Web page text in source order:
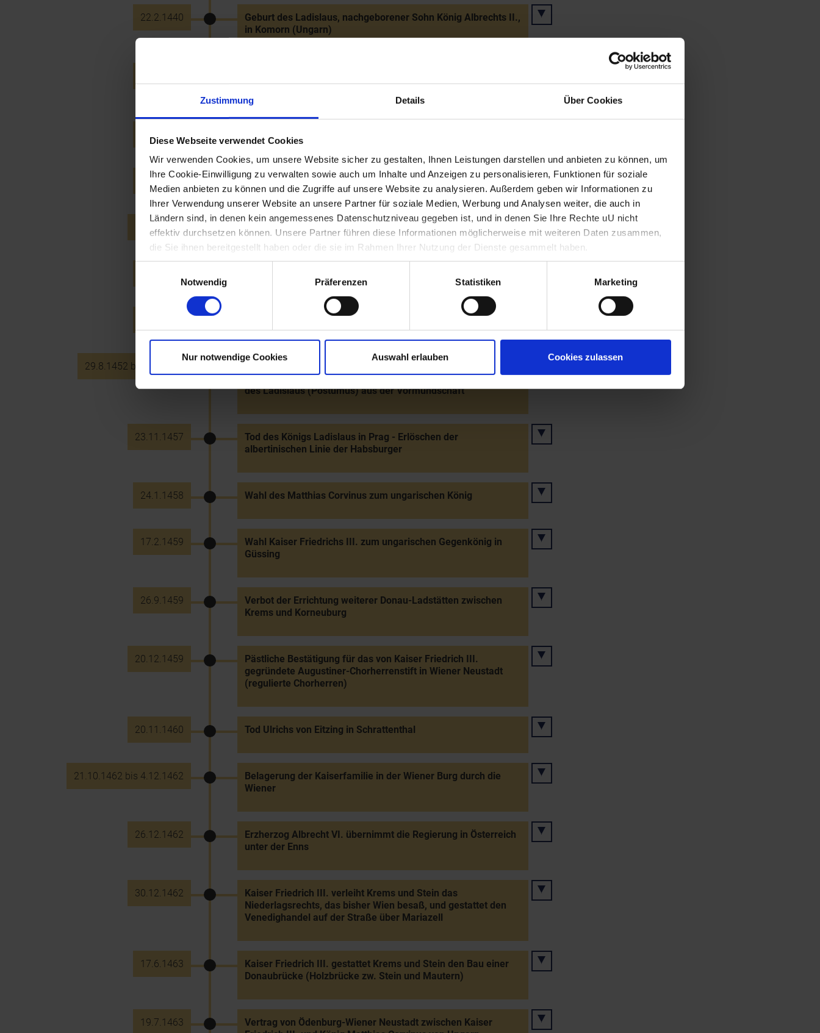
Zustimmung Details Über Cookies
Diese Webseite verwendet Cookies
Wir verwenden Cookies, um unsere Website sicher zu gestalten, Ihnen Leistungen darstellen und anbieten zu können, um
Ihre Cookie-Einwilligung zu verwalten sowie auch um Inhalte und Anzeigen zu personalisieren, Funktionen für soziale
Medien anbieten zu können und die Zugriffe auf unsere Website zu analysieren. Außerdem geben wir Informationen zu
Ihrer Verwendung unserer Website an unsere Partner für soziale Medien, Werbung und Analysen weiter, die auch in
Ländern sind, in denen kein angemessenes Datenschutzniveau gegeben ist, und in denen Sie Ihre Rechte uU nicht
effektiv durchsetzen können. Unsere Partner führen diese Informationen möglicherweise mit weiteren Daten zusammen,
die Sie ihnen bereitgestellt haben oder die sie im Rahmen Ihrer Nutzung der Dienste gesammelt haben.
Notwendig
Präferenzen Statistiken Marketing
Nur notwendige Cookies Auswahl erlauben Cookies zulassen
22.2.1440
Geburt des Ladislaus, nachgeborener Sohn König Albrechts II.,
in Komorn (Ungarn)
Albrechts II.
17.6.1442 Königskrönung Friedrichs III. in Aachen
17.5.1443 Marktprivileg für Wieselburg (Berg) - erste Marktnennung
14.10.1451 "Mailberger Bund" gegen König Friedrich III. (Adelsbündnis)
Kaiserkrönung Friedrichs III. in Rom
29.8.1452 bis 4.9.1452
österreichische Ständeoppositon - Forderung nach Entlassung
des Ladislaus (Postumus) aus der Vormundschaft
23.11.1457
Tod des Königs Ladislaus in Prag - Erlöschen der
albertinischen Linie der Habsburger
24.1.1458 Wahl des Matthias Corvinus zum ungarischen König
17.2.1459
Wahl Kaiser Friedrichs III. zum ungarischen Gegenkönig in
Güssing
26.9.1459
Verbot der Errichtung weiterer Donau-Ladstätten zwischen
Krems und Korneuburg
20.12.1459
Pästliche Bestätigung für das von Kaiser Friedrich III.
gegründete Augustiner-Chorherrenstift in Wiener Neustadt
(regulierte Chorherren)
20.11.1460 Tod Ulrichs von Eitzing in Schrattenthal
21.10.1462 bis 4.12.1462
Belagerung der Kaiserfamilie in der Wiener Burg durch die
Wiener
26.12.1462
Erzherzog Albrecht VI. übernimmt die Regierung in Österreich
unter der Enns
30.12.1462
Kaiser Friedrich III. verleiht Krems und Stein das
Niederlagsrechts, das bisher Wien besaß, und gestattet den
Venedighandel auf der Straße über Mariazell
17.6.1463
Kaiser Friedrich III. gestattet Krems und Stein den Bau einer
Donaubrücke (Holzbrücke zw. Stein und Mautern)
19.7.1463
Vertrag von Ödenburg-Wiener Neustadt zwischen Kaiser